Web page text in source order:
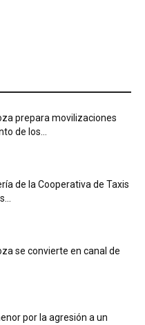
prepara movilizaciones
de los...
de la Cooperativa de Taxis
se convierte en canal de
por la agresión a un